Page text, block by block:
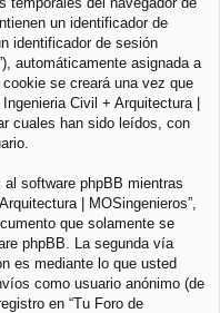
un identificador de
identificador de sesión
automáticamente asignada a
se creará una vez que
Civil + Arquitectura |
cuales han sido leídos, con
software phpBB mientras
| MOSingenieros”,
que solamente se
phpBB. La segunda vía
es mediante lo que usted
como usuario anónimo (de
en “Tu Foro de